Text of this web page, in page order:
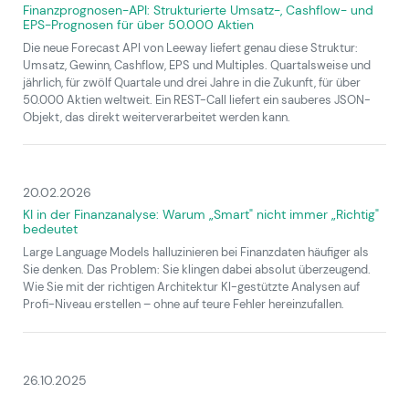
Finanzprognosen-API: Strukturierte Umsatz-, Cashflow- und
EPS-Prognosen für über 50.000 Aktien
Die neue Forecast API von Leeway liefert genau diese Struktur:
Umsatz, Gewinn, Cashflow, EPS und Multiples. Quartalsweise und
jährlich, für zwölf Quartale und drei Jahre in die Zukunft, für über
50.000 Aktien weltweit. Ein REST-Call liefert ein sauberes JSON-
Objekt, das direkt weiterverarbeitet werden kann.
20.02.2026
KI in der Finanzanalyse: Warum „Smart" nicht immer „Richtig"
bedeutet
Large Language Models halluzinieren bei Finanzdaten häufiger als
Sie denken. Das Problem: Sie klingen dabei absolut überzeugend.
Wie Sie mit der richtigen Architektur KI-gestützte Analysen auf
Profi-Niveau erstellen – ohne auf teure Fehler hereinzufallen.
26.10.2025